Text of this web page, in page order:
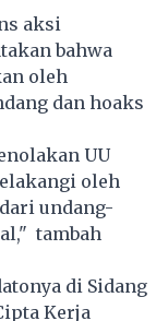
aksi
bahwa
oleh
dan hoaks
UU
oleh
undang-
tambah
di Sidang
Kerja